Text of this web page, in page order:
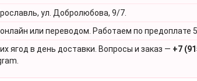
ул. Добролюбова, 9/7.
или переводом. Работаем по предоплате
ягод в день доставки. Вопросы и заказ — +7